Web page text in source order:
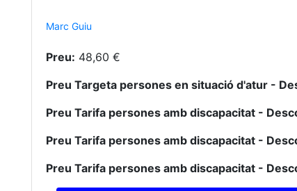
Marc Guiu
Preu: 48,60 €
Preu Targeta persones en situació d'atur -
Preu Tarifa persones amb discapacitat -
Preu Tarifa persones amb discapacitat -
Preu Tarifa persones amb discapacitat -